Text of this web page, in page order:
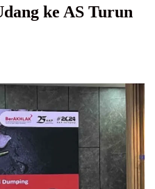
ke AS Turun